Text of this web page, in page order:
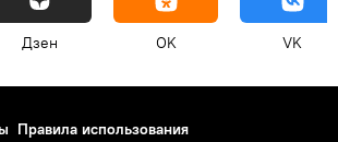
Дзен OK VK
Правила использования